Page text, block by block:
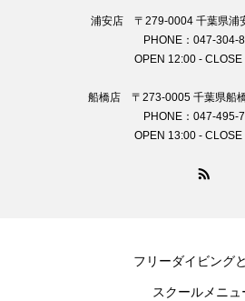
浦安店 〒279-0004 千葉県浦
PHONE：047-304-
OPEN 12:00 - CLOSE
船橋店 〒273-0005 千葉県船
PHONE：047-495-
OPEN 13:00 - CLOSE
フリーダイビング
スクールメニュ